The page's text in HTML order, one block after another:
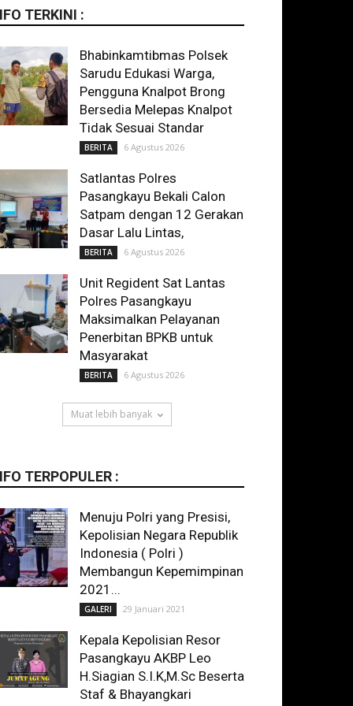
TERKINI :
Bhabinkamtibmas Polsek
Sarudu Edukasi Warga,
Pengguna Knalpot Brong
Bersedia Melepas Knalpot
Tidak Sesuai Standar
BERITA 6 Agustus 2026
Satlantas Polres
Pasangkayu Bekali Calon
Satpam dengan 12 Gerakan
Dasar Lalu Lintas,
BERITA 6 Agustus 2026
Unit Regident Sat Lantas
Polres Pasangkayu
Maksimalkan Pelayanan
Penerbitan BPKB untuk
Masyarakat
BERITA 6 Agustus 2026
Muat lebih banyak
TERPOPULER :
Menuju Polri yang Presisi,
Kepolisian Negara Republik
Indonesia ( Polri )
Membangun Kepemimpinan
2021...
GALERI 29 Januari 2021
Kepala Kepolisian Resor
Pasangkayu AKBP Leo
H.Siagian S.I.K,M.Sc Beserta
Staf & Bhayangkari